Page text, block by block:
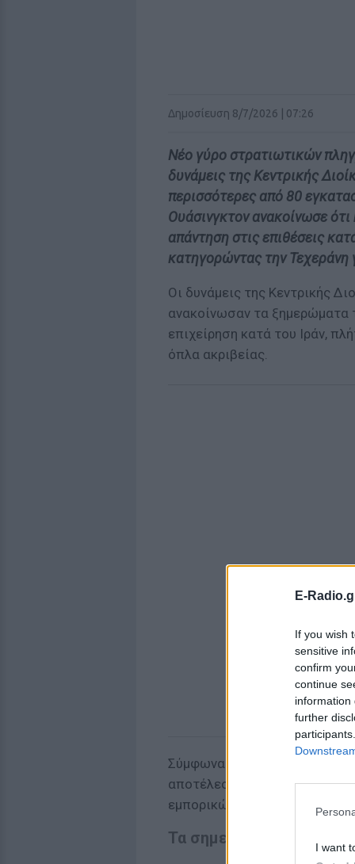
E-
If you wish
sensitive
confirm
continue
information
further
I want
Δημοσίευση 8/7/2026 | 07:26
Νέο γύρο στρατιωτικών
δυνάμεις της Κεντρικής
περισσότερες από 80
Ουάσινγκτον ανακοίνωσε
απάντηση στις επιθέσεις
κατηγορώντας την Τεχεράνη
Οι δυνάμεις της Κεντρικής
ανακοίνωσαν τα ξημερώματα
επιχείρηση κατά του Ιράν,
όπλα ακριβείας.
Σύμφωνα με την ανακοίνωση
αποτέλεσαν άμεση απάντηση
εμπορικών πλοίων που
Τα σημεία που χτύπησαν